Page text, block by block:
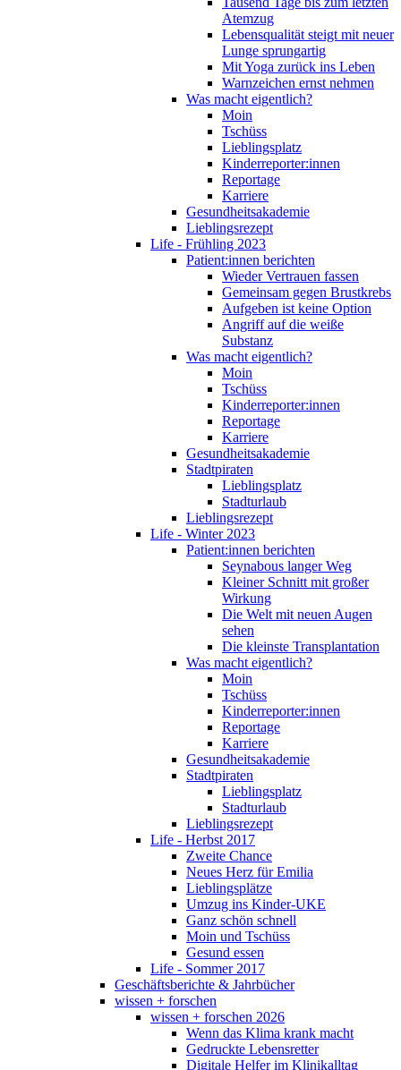
Atemzug
Lebensqualität steigt mit neuer
Lunge sprungartig
Mit Yoga zurück ins Leben
Warnzeichen ernst nehmen
Was macht eigentlich?
Moin
Tschüss
Lieblingsplatz
Kinderreporter:innen
Reportage
Karriere
Gesundheitsakademie
Lieblingsrezept
Life - Frühling 2023
Patient:innen berichten
Wieder Vertrauen fassen
Gemeinsam gegen Brustkrebs
Aufgeben ist keine Option
Angriff auf die weiße
Substanz
Was macht eigentlich?
Moin
Tschüss
Kinderreporter:innen
Reportage
Karriere
Gesundheitsakademie
Stadtpiraten
Lieblingsplatz
Stadturlaub
Lieblingsrezept
Life - Winter 2023
Patient:innen berichten
Seynabous langer Weg
Kleiner Schnitt mit großer
Wirkung
Die Welt mit neuen Augen
sehen
Die kleinste Transplantation
Was macht eigentlich?
Moin
Tschüss
Kinderreporter:innen
Reportage
Karriere
Gesundheitsakademie
Stadtpiraten
Lieblingsplatz
Stadturlaub
Lieblingsrezept
Life - Herbst 2017
Zweite Chance
Neues Herz für Emilia
Lieblingsplätze
Umzug ins Kinder-UKE
Ganz schön schnell
Moin und Tschüss
Gesund essen
Life - Sommer 2017
Geschäftsberichte & Jahrbücher
wissen + forschen
wissen + forschen 2026
Wenn das Klima krank macht
Gedruckte Lebensretter
Digitale Helfer im Klinikalltag